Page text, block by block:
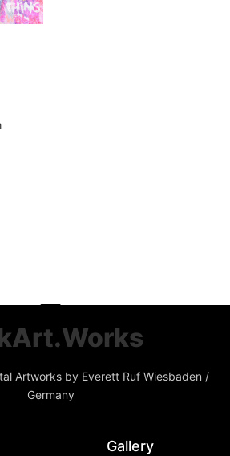
Artworks by Everett Ruf Wiesbaden /
Germany
Gallery